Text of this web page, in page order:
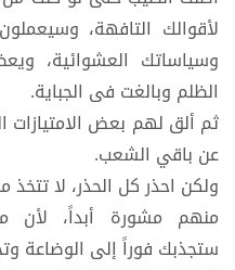
لأقوالك التافهة،
وسياساتك العشوائية،
الظلم وبالغت فى الجباية.
ثم ألق لهم بعض
عن باقي الشعب.
ولكن احذر كل الحذر، لا تتخذ
منهم مشورة أبداً، لأن
ستجذبك فوراً إلى الوضاعة